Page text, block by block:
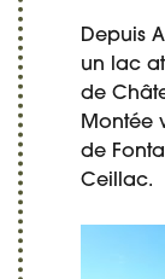
Depuis
un lac
de
Montée
de
Ceillac.